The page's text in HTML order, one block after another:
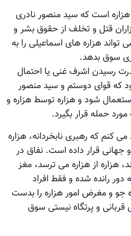
است که سید منصور نادری
قتل و تخلف از حقوق بشر و
هزاره های اسماعیلی را به
سوق بدهد.
رسیدن اشرف غنی یا احتمال
که قوای دوستم و سید منصور
شود و هزاره توسط هزاره و
حمله قرار بگیرد.
می کنم که رهبری نابخردانه، هزاره
جهانی قرار داده است. نفاق در
هزاره از هزاره می ترسد، مغز
دور رانده شده و فقط افراد
جو و مغرض امور هزاره را بدست
قربانی و پرتگاه نیستی سوق